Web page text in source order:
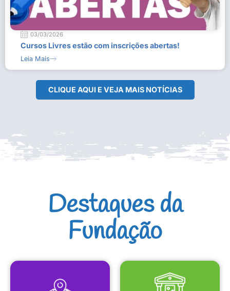
03/03/2026
Cursos Livres estão com inscrições abertas!
Leia Mais
CLIQUE AQUI E VEJA MAIS NOTÍCIAS
Destaques da
Fundação
MAPA CULTURAL EQUIPAMENTOS
CULTURAIS